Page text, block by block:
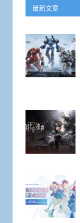
最新文章